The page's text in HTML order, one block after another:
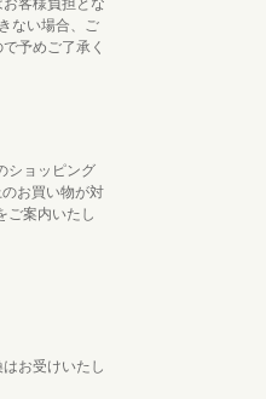
客様負担とな
ない場合、ご
予めご了承く
ショッピング
お買い物が対
ご案内いたし
お受けいたし